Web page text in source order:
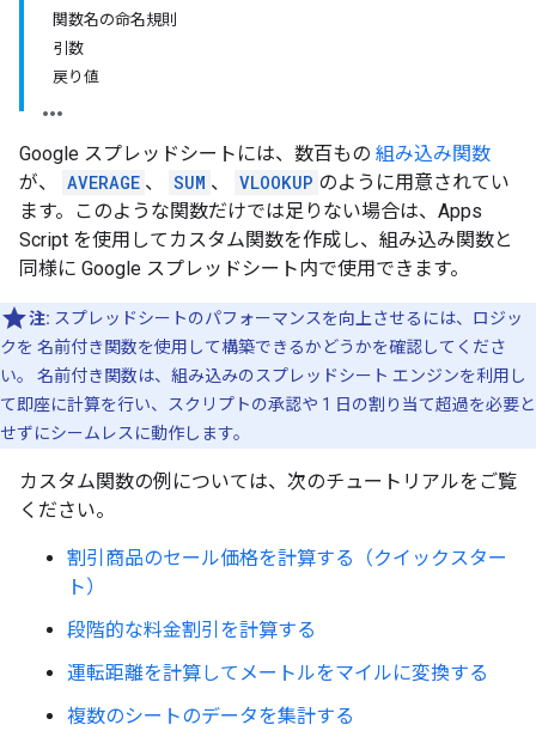
関数名の命名規則
引数
戻り値
Google スプレッドシートには、数百もの 組み込み関数
が、
AVERAGE 、 SUM 、 VLOOKUP のように用意されてい
ます。このような関数だけでは足りない場合は、Apps
Script を使用してカスタム関数を作成し、組み込み関数と
同様に Google スプレッドシート内で使用できます。
注: スプレッドシートのパフォーマンスを向上させるには、ロジッ
クを 名前付き関数を使用して構築できるかどうかを確認してくださ
い。 名前付き関数は、組み込みのスプレッドシート エンジンを利用し
て即座に計算を行い、スクリプトの承認や 1 日の割り当て超過を必要と
せずにシームレスに動作します。
カスタム関数の例については、次のチュートリアルをご覧
ください。
割引商品のセール価格を計算する（クイックスター
ト）
段階的な料金割引を計算する
運転距離を計算してメートルをマイルに変換する
複数のシートのデータを集計する